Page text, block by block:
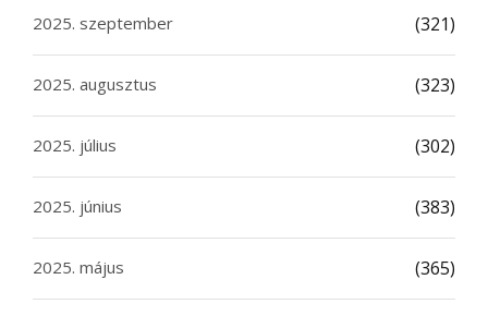
2025. szeptember (321)
2025. augusztus (323)
2025. július (302)
2025. június (383)
2025. május (365)